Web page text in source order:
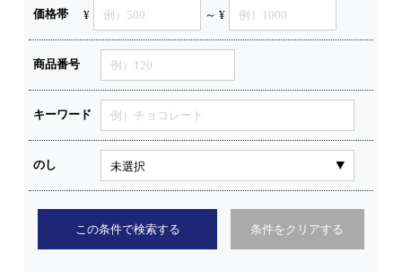
価格帯 ¥ ～ ¥
商品番号
キーワード
のし
この条件で検索する 条件をクリアする